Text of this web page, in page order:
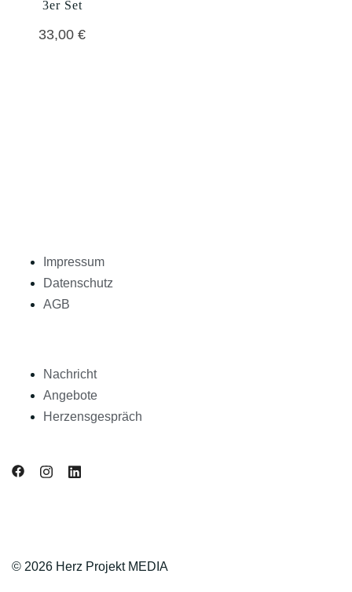
3er Set
33,00€
Impressum
Datenschutz
AGB
Nachricht
Angebote
Herzensgespräch
© 2026 Herz Projekt MEDIA